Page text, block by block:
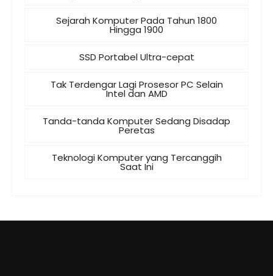
Sejarah Komputer Pada Tahun 1800
Hingga 1900
SSD Portabel Ultra-cepat
Tak Terdengar Lagi Prosesor PC Selain
Intel dan AMD
Tanda-tanda Komputer Sedang Disadap
Peretas
Teknologi Komputer yang Tercanggih
Saat Ini